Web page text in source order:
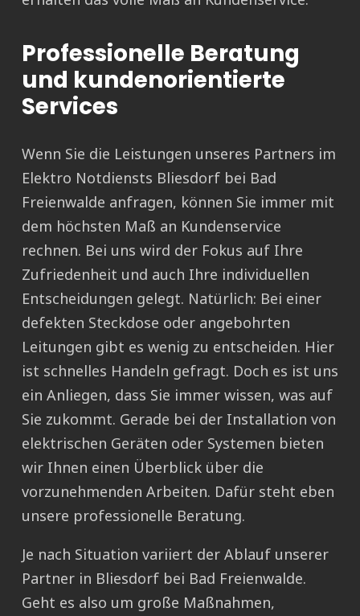
Professionelle Beratung
und kundenorientierte
Services
Wenn Sie die Leistungen unseres Partners im
Elektro Notdiensts Bliesdorf bei Bad
Freienwalde anfragen, können Sie immer mit
dem höchsten Maß an Kundenservice
rechnen. Bei uns wird der Fokus auf Ihre
Zufriedenheit und auch Ihre individuellen
Entscheidungen gelegt. Natürlich: Bei einer
defekten Steckdose oder angebohrten
Leitungen gibt es wenig zu entscheiden. Hier
ist schnelles Handeln gefragt. Doch es ist uns
ein Anliegen, dass Sie immer wissen, was auf
Sie zukommt. Gerade bei der Installation von
elektrischen Geräten oder Systemen bieten
wir Ihnen einen Überblick über die
vorzunehmenden Arbeiten. Dafür steht eben
unsere professionelle Beratung.
Je nach Situation variiert der Ablauf unserer
Partner in Bliesdorf bei Bad Freienwalde.
Geht es also um große Maßnahmen,